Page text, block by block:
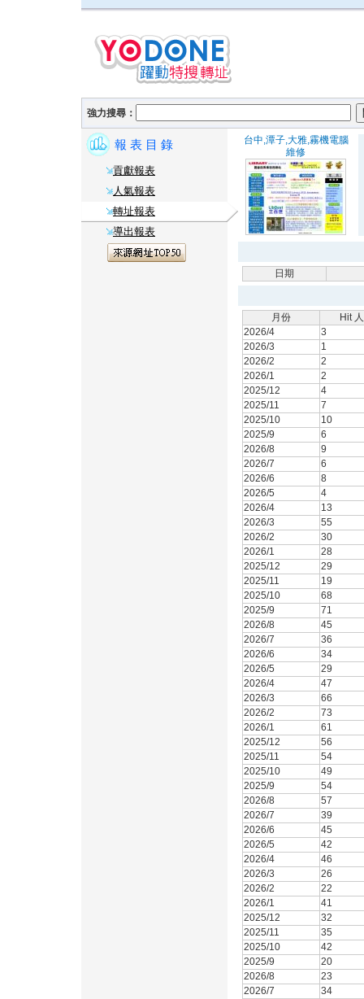
強力搜尋：
報 表 目 錄
貢獻報表
人氣報表
轉址報表
導出報表
台中,潭子,大雅,霧機電腦
維修
日期
月份
Hit
2026/4
3
2026/3
1
2026/2
2
2026/1
2
2025/12
4
2025/11
7
2025/10
10
2025/9
6
2026/8
9
2026/7
6
2026/6
8
2026/5
4
2026/4
13
2026/3
55
2026/2
30
2026/1
28
2025/12
29
2025/11
19
2025/10
68
2025/9
71
2026/8
45
2026/7
36
2026/6
34
2026/5
29
2026/4
47
2026/3
66
2026/2
73
2026/1
61
2025/12
56
2025/11
54
2025/10
49
2025/9
54
2026/8
57
2026/7
39
2026/6
45
2026/5
42
2026/4
46
2026/3
26
2026/2
22
2026/1
41
2025/12
32
2025/11
35
2025/10
42
2025/9
20
2026/8
23
2026/7
34